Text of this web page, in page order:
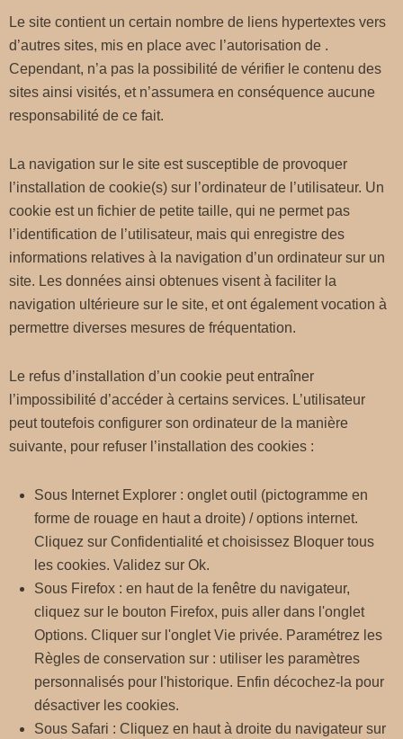
Le site contient un certain nombre de liens hypertextes vers
d’autres sites, mis en place avec l’autorisation de .
Cependant, n’a pas la possibilité de vérifier le contenu des
sites ainsi visités, et n’assumera en conséquence aucune
responsabilité de ce fait.
La navigation sur le site est susceptible de provoquer
l’installation de cookie(s) sur l’ordinateur de l’utilisateur. Un
cookie est un fichier de petite taille, qui ne permet pas
l’identification de l’utilisateur, mais qui enregistre des
informations relatives à la navigation d’un ordinateur sur un
site. Les données ainsi obtenues visent à faciliter la
navigation ultérieure sur le site, et ont également vocation à
permettre diverses mesures de fréquentation.
Le refus d’installation d’un cookie peut entraîner
l’impossibilité d’accéder à certains services. L’utilisateur
peut toutefois configurer son ordinateur de la manière
suivante, pour refuser l’installation des cookies :
Sous Internet Explorer : onglet outil (pictogramme en
forme de rouage en haut a droite) / options internet.
Cliquez sur Confidentialité et choisissez Bloquer tous
les cookies. Validez sur Ok.
Sous Firefox : en haut de la fenêtre du navigateur,
cliquez sur le bouton Firefox, puis aller dans l'onglet
Options. Cliquer sur l'onglet Vie privée. Paramétrez les
Règles de conservation sur : utiliser les paramètres
personnalisés pour l'historique. Enfin décochez-la pour
désactiver les cookies.
Sous Safari : Cliquez en haut à droite du navigateur sur